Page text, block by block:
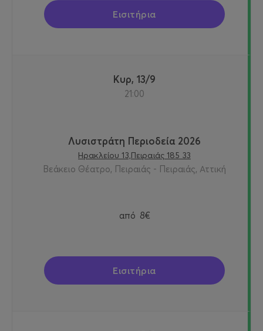
Εισιτήρια
Κυρ, 13/9
21:00
Λυσιστράτη Περιοδεία 2026
Ηρακλείου 13,Πειραιάς 185 33
Βεάκειο Θέατρο, Πειραιάς - Πειραιάς, Αττική
από 8€
Εισιτήρια